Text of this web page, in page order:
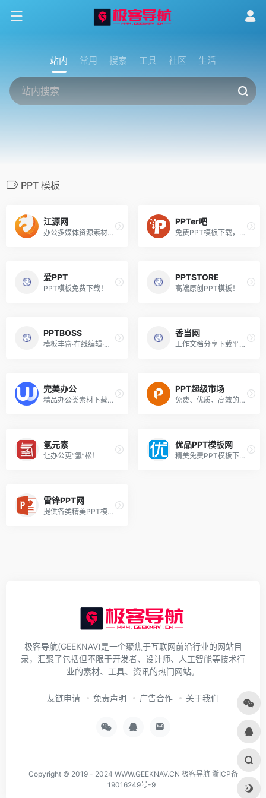
站内 常用 搜索 工具 社区 生活
PPT 模板
江源网
办公多媒体资源素材下载！
PPTer吧
免费PPT模板下载，PPT爱好者之家！
爱PPT
PPT模板免费下载！
PPTSTORE
高端原创PPT模板！
PPTBOSS
模板丰富·在线编辑·实时分享！
香当网
工作文档分享下载平台！
完美办公
精品办公类素材下载平台！
PPT超级市场
免费、优质、高效的PPT下载！
氢元素
让办公更“氢”松！
优品PPT模板网
精美免费PPT模板下载！
雷锋PPT网
提供各类精美PPT模板下载！
极客导航(GEEKNAV)是一个聚焦于互联网前沿行业的网站目
录，汇聚了包括但不限于开发者、设计师、人工智能等技术行
业的素材、工具、资讯的热门网站。
友链申请 免责声明 广告合作 关于我们
Copyright © 2019 - 2024 WWW.GEEKNAV.CN 极客导航 浙ICP备
19016249号-9